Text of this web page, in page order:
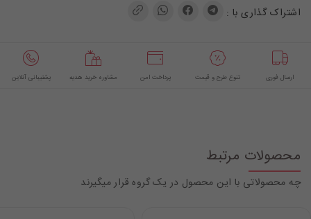
اشتراک گذاری با :
ارسال فوری تنوع طرح و قیمت پرداخت امن مشاوره خرید هدیه پشتیبانی آنلاین
محصولات مرتبط
چه محصولاتی با این محصول در یک گروه قرار میگیرند